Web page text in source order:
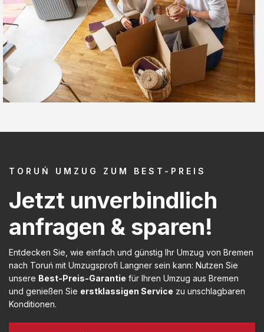
TORUŃ UMZUG ZUM BEST-PREIS
Jetzt unverbindlich
anfragen & sparen!
Entdecken Sie, wie einfach und günstig Ihr Umzug von Bremen
nach Toruń mit Umzugsprofi Langner sein kann: Nutzen Sie
unsere Best-Preis-Garantie für Ihren Umzug aus Bremen
und genießen Sie erstklassigen Service zu unschlagbaren
Konditionen.